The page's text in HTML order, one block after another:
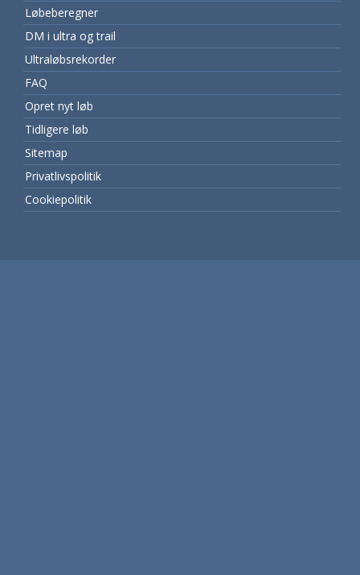
Løbeberegner
DM i ultra og trail
Ultraløbsrekorder
FAQ
Opret nyt løb
Tidligere løb
Sitemap
Privatlivspolitik
Cookiepolitik